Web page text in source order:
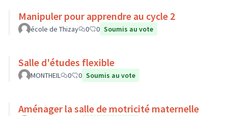
Manipuler pour apprendre au cycle 2
école de Thizay 0 0 Soumis au vote
Salle d'études flexible
MONTHEIL 0 0 Soumis au vote
Aménager la salle de motricité maternelle